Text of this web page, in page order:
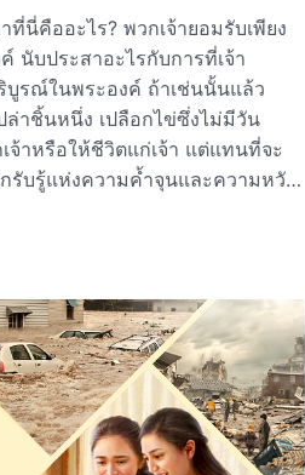
นับประสาอะไรกับการที่เจ้า
งค์ ถ้าเช่นนั้นแล้ว
งพระเจ้า ผ่านทางการยอมรับใช้
งบรรดาผู้คนที่อยู่กับความเป็นจริง
คริสต์ผู้ซึ่งทรงดำรงอยู่บนแผ่นดิน